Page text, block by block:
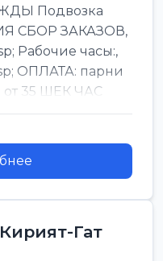
Подвозка
СБОР ЗАКАЗОВ,
Рабочие часы:,
ОПЛАТА: парни
35 ШЕК ЧАС
Гат